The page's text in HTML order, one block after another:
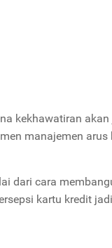
kekhawatiran
manajemen arus
dari cara
kartu kredit